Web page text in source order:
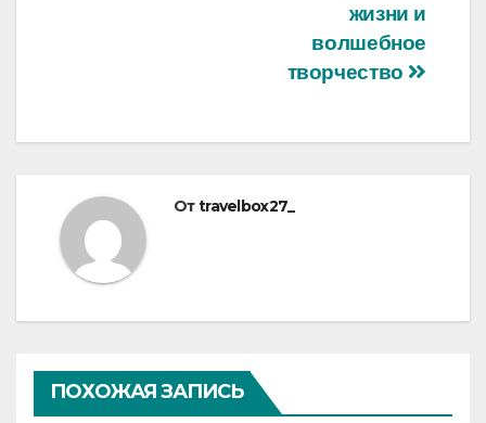
жизни и
волшебное
творчество
Отtravelbox27_
ПОХОЖАЯ ЗАПИСЬ